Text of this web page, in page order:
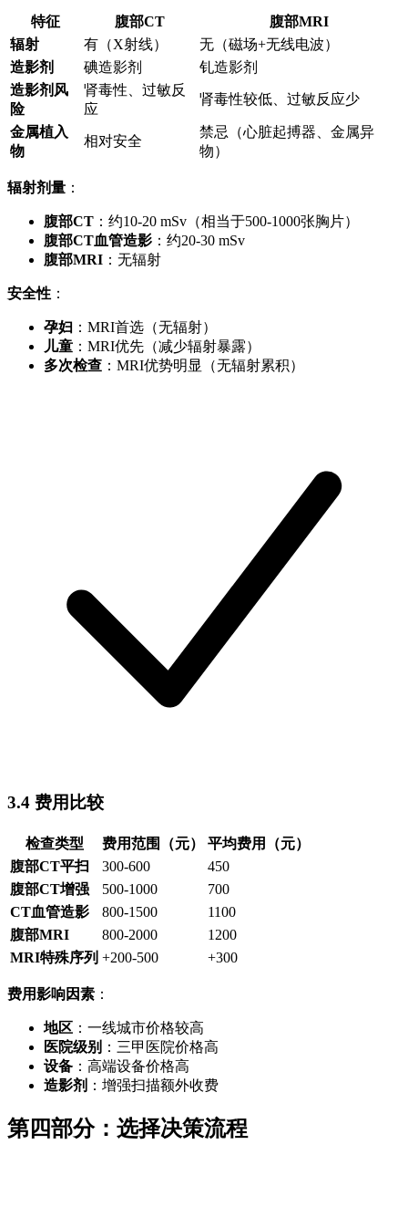
特征 腹部CT
腹部MRI
辐射
有（X射线）
无（磁场+无线电波）
造影剂
碘造影剂
钆造影剂
造影剂风
险
肾毒性、过敏反
应
肾毒性较低、过敏反应少
金属植入
物
相对安全
禁忌（心脏起搏器、金属异
物）
辐射剂量 ：
腹部CT ：约10-20 mSv（相当于500-1000张胸片）
腹部CT血管造影 ：约20-30 mSv
腹部MRI ：无辐射
安全性 ：
孕妇 ：MRI首选（无辐射）
儿童 ：MRI优先（减少辐射暴露）
多次检查 ：MRI优势明显（无辐射累积）
3.4 费用比较
检查类型 费用范围（元）
平均费用（元）
腹部CT平扫
300-600
450
腹部CT增强
500-1000
700
CT血管造影
800-1500
1100
腹部MRI
800-2000
1200
MRI特殊序列 +200-500 +300
费用影响因素 ：
地区 ：一线城市价格较高
医院级别 ：三甲医院价格高
设备 ：高端设备价格高
造影剂 ：增强扫描额外收费
第四部分：选择决策流程